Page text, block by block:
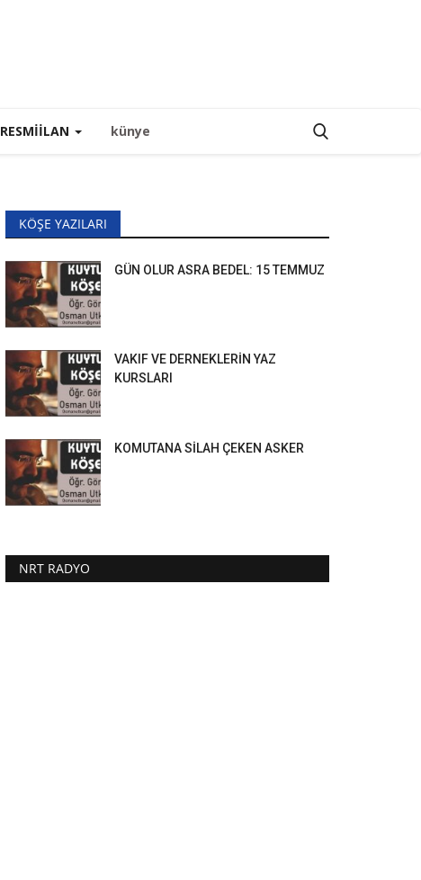
RESMIILAN künye
KÖŞE YAZILARI
GÜN OLUR ASRA BEDEL: 15 TEMMUZ
VAKIF VE DERNEKLERİN YAZ
KURSLARI
KOMUTANA SİLAH ÇEKEN ASKER
NRT RADYO